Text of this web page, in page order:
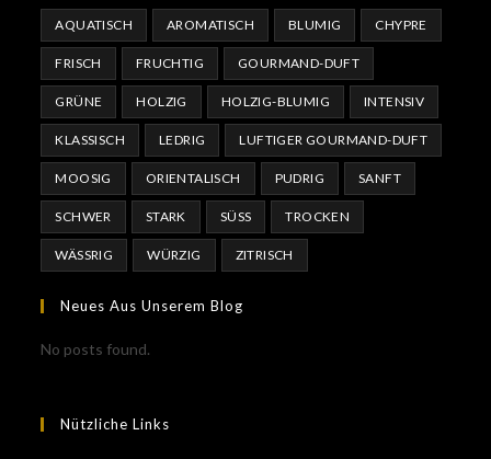
AQUATISCH AROMATISCH BLUMIG CHYPRE
FRISCH FRUCHTIG GOURMAND-DUFT
GRÜNE HOLZIG HOLZIG-BLUMIG INTENSIV
KLASSISCH LEDRIG LUFTIGER GOURMAND-DUFT
MOOSIG ORIENTALISCH PUDRIG SANFT
SCHWER STARK SÜSS TROCKEN
WÄSSRIG WÜRZIG ZITRISCH
Neues Aus Unserem Blog
No posts found.
Nützliche Links